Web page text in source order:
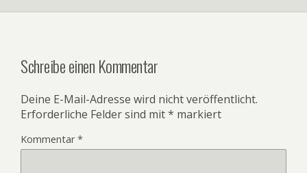
Schreibe einen Kommentar
Deine E-Mail-Adresse wird nicht veröffentlicht.
Erforderliche Felder sind mit* markiert
Kommentar*